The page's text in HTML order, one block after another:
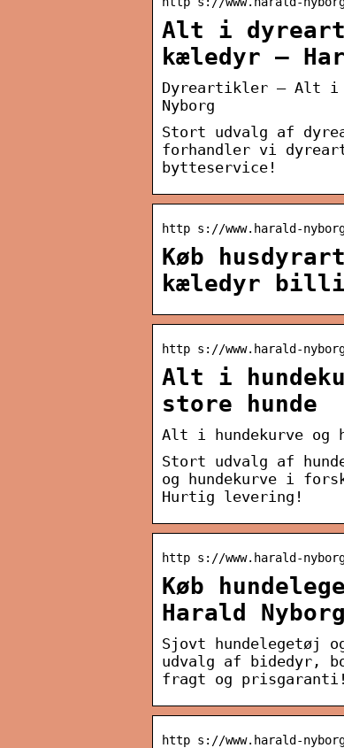
Alt i
kæledyr –
Dyreartikler – Alt i
Nyborg
Stort udvalg af
forhandler vi
bytteservice!
http s://www.harald-
Køb
kæledyr
http s://www.harald-
Alt i
store hunde
Alt i hundekurve og
Stort udvalg af
og hundekurve i
Hurtig levering!
http s://www.harald-
Køb
Harald Nyborg
Sjovt
udvalg af bidedyr,
fragt og prisgaranti!
http s://www.harald-